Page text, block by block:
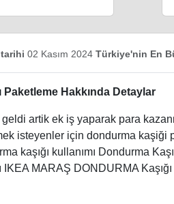
02 Kasım 2024 Türkiye'nin En
Paketleme Hakkında Detaylar
artik ek iş yaparak para
isteyenler için dondurma kaşiği
kaşığı kullanımı Dondurma
IKEA MARAŞ DONDURMA